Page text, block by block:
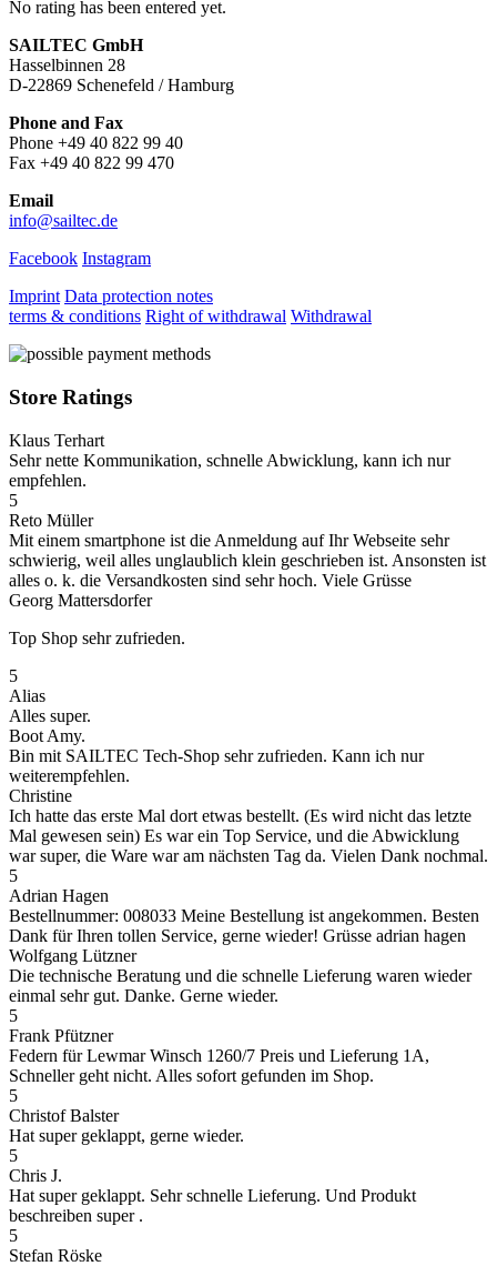
No rating has been entered yet.
SAILTEC GmbH
Hasselbinnen 28
D-22869 Schenefeld / Hamburg
Phone and Fax
Phone +49 40 822 99 40
Fax +49 40 822 99 470
Email
info@sailtec.de
Facebook Instagram
Imprint Data protection notes
terms & conditions Right of withdrawal Withdrawal
Store Ratings
Klaus Terhart
Sehr nette Kommunikation, schnelle Abwicklung, kann ich nur
empfehlen.
5
Reto Müller
Mit einem smartphone ist die Anmeldung auf Ihr Webseite sehr
schwierig, weil alles unglaublich klein geschrieben ist. Ansonsten ist
alles o. k. die Versandkosten sind sehr hoch. Viele Grüsse
Georg Mattersdorfer
Top Shop sehr zufrieden.
5
Alias
Alles super.
Boot Amy.
Bin mit SAILTEC Tech-Shop sehr zufrieden. Kann ich nur
weiterempfehlen.
Christine
Ich hatte das erste Mal dort etwas bestellt. (Es wird nicht das letzte
Mal gewesen sein) Es war ein Top Service, und die Abwicklung
war super, die Ware war am nächsten Tag da. Vielen Dank nochmal.
5
Adrian Hagen
Bestellnummer: 008033 Meine Bestellung ist angekommen. Besten
Dank für Ihren tollen Service, gerne wieder! Grüsse adrian hagen
Wolfgang Lützner
Die technische Beratung und die schnelle Lieferung waren wieder
einmal sehr gut. Danke. Gerne wieder.
5
Frank Pfützner
Federn für Lewmar Winsch 1260/7 Preis und Lieferung 1A,
Schneller geht nicht. Alles sofort gefunden im Shop.
5
Christof Balster
Hat super geklappt, gerne wieder.
5
Chris J.
Hat super geklappt. Sehr schnelle Lieferung. Und Produkt
beschreiben super .
5
Stefan Röske